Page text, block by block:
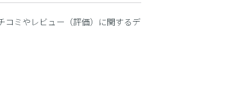
コミやレビュー（評価）に関するデ